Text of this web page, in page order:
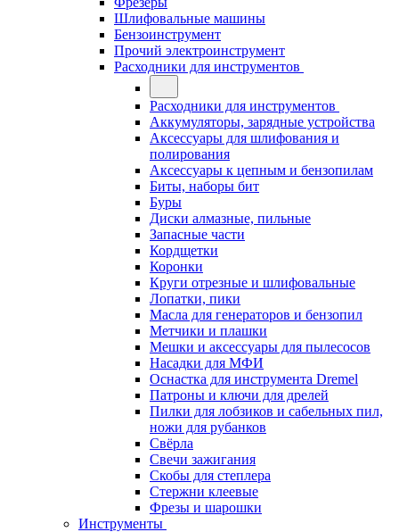
Шлифовальные машины
Бензоинструмент
Прочий электроинструмент
Расходники для инструментов
Расходники для инструментов
Аккумуляторы, зарядные устройства
Аксессуары для шлифования и
полирования
Аксессуары к цепным и бензопилам
Биты, наборы бит
Буры
Диски алмазные, пильные
Запасные части
Кордщетки
Коронки
Круги отрезные и шлифовальные
Лопатки, пики
Масла для генераторов и бензопил
Метчики и плашки
Мешки и аксессуары для пылесосов
Насадки для МФИ
Оснастка для инструмента Dremel
Патроны и ключи для дрелей
Пилки для лобзиков и сабельных пил,
ножи для рубанков
Свёрла
Свечи зажигания
Скобы для степлера
Стержни клеевые
Фрезы и шарошки
Инструменты